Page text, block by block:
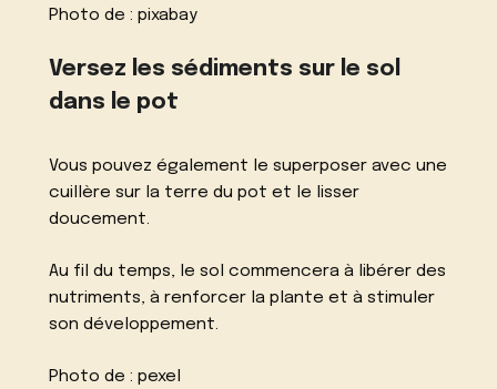
Photo de :pixabay
Versez les sédiments sur le sol
dans le pot
Vous pouvez également le superposer avec une
cuillère sur la terre du pot et le lisser
doucement.
Au fil du temps, le sol commencera à libérer des
nutriments, à renforcer la plante et à stimuler
son développement.
Photo de :pexel